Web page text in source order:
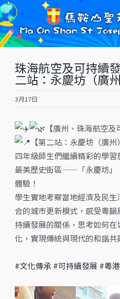
Skip
to
content
珠海航空及可持續
二站：永慶坊（廣
3月17日
【廣州、珠海航空及
【第二站：永慶坊（廣州
四年級師生們繼續精彩的學
最美歷史街區——「永慶坊」
體驗！
學生實地考察當地經濟及民
合的城市更新模式，感受粵
持續發展的關係，思考如何
化，實現傳統與現代的和諧共
#文化傳承 #可持續發展 #粵